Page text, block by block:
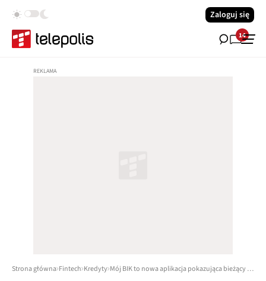
Zaloguj się
14
Strona główna Fintech Kredyty Mój BIK to nowa aplikacja pokazująca bieżący dostęp do historii kredytowej